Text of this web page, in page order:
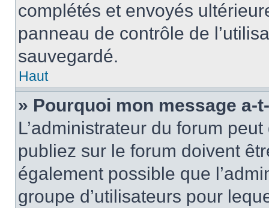
complétés et envoyés
panneau de contrôle de
sauvegardé.
Haut
» Pourquoi mon message a-
L’administrateur du forum
publiez sur le forum doivent
également possible que
groupe d’utilisateurs pour